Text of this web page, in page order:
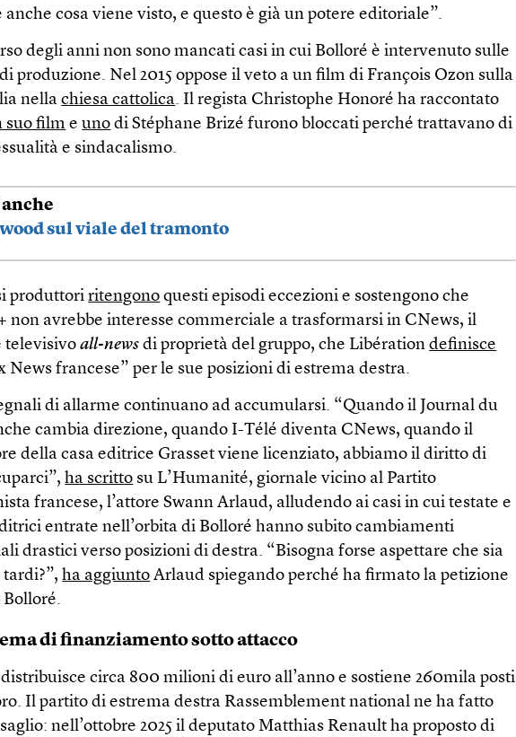
anche cosa viene visto, e questo è già un potere editoriale”.
degli anni non sono mancati casi in cui Bolloré è intervenuto sulle
produzione. Nel 2015 oppose il veto a un film di François Ozon sulla
nellachiesa cattolica. Il regista Christophe Honoré ha raccontato
suo film euno di Stéphane Brizé furono bloccati perché trattavano di
e sindacalismo.
sul viale del tramonto
produttoriritengono questi episodi eccezioni e sostengono che
non avrebbe interesse commerciale a trasformarsi in CNews, il
televisivoall-news di proprietà del gruppo, che Libérationdefinisce
News francese” per le sue posizioni di estrema destra.
di allarme continuano ad accumularsi. “Quando il Journal du
cambia direzione, quando I-Télé diventa CNews, quando il
della casa editrice Grasset viene licenziato, abbiamo il diritto di
ha scritto su L’Humanité, giornale vicino al Partito
francese, l’attore Swann Arlaud, alludendo ai casi in cui testate e
entrate nell’orbita di Bolloré hanno subito cambiamenti
drastici verso posizioni di destra. “Bisogna forse aspettare che sia
tardi?”,ha aggiunto Arlaud spiegando perché ha firmato la petizione
di finanziamento sotto attacco
circa 800 milioni di euro all’anno e sostiene 260mila posti
Il partito di estrema destra Rassemblement national ne ha fatto
nell’ottobre 2025 il deputato Matthias Renault ha proposto di